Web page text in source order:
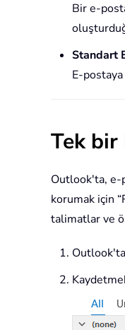
Bir e-
Standart
E-
Tek
Outlook'ta, e-
korumak için
talimatlar ve